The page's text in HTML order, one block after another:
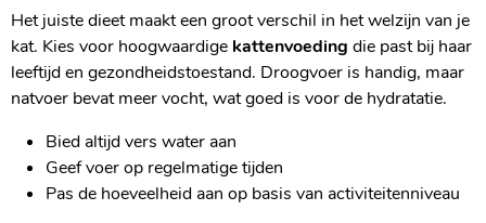
Het juiste dieet maakt een groot verschil in het welzijn van je
kat. Kies voor hoogwaardige kattenvoeding die past bij haar
leeftijd en gezondheidstoestand. Droogvoer is handig, maar
natvoer bevat meer vocht, wat goed is voor de hydratatie.
Bied altijd vers water aan
Geef voer op regelmatige tijden
Pas de hoeveelheid aan op basis van activiteitenniveau